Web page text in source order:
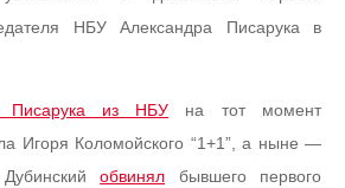
НБУ Александра Писарука в
Писарука из НБУ на тот момент
Игоря Коломойского “1+1”, а ныне —
Дубинскийобвинял бывшего первого